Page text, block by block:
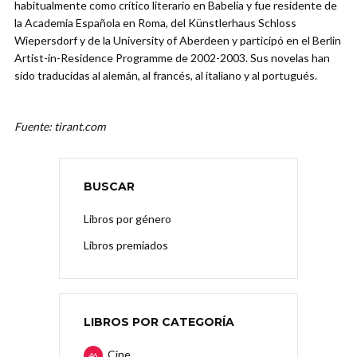
habitualmente como crítico literario en Babelia y fue residente de
la Academia Española en Roma, del Künstlerhaus Schloss
Wiepersdorf y de la University of Aberdeen y participó en el Berlin
Artist-in-Residence Programme de 2002-2003. Sus novelas han
sido traducidas al alemán, al francés, al italiano y al portugués.
Fuente: tirant.com
BUSCAR
Libros por género
Libros premiados
LIBROS POR CATEGORÍA
Cine